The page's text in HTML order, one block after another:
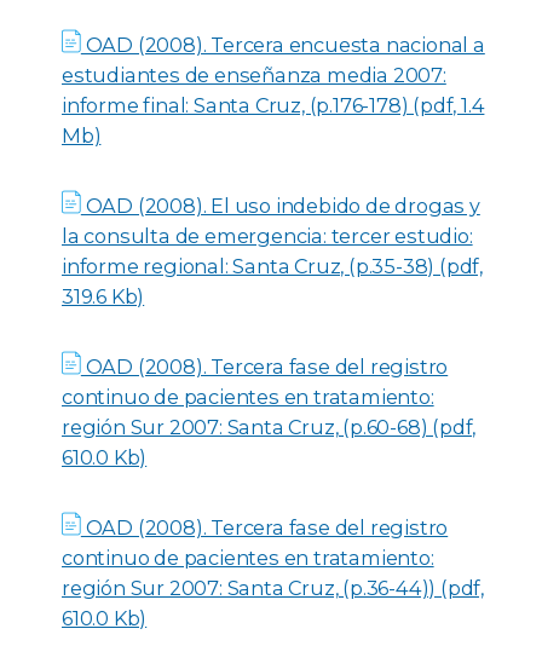
OAD (2008). Tercera encuesta nacional a
estudiantes de enseñanza media 2007:
informe final: Santa Cruz, (p.176-178) (pdf, 1.4
Mb)
OAD (2008). El uso indebido de drogas y
la consulta de emergencia: tercer estudio:
informe regional: Santa Cruz, (p.35-38) (pdf,
319.6 Kb)
OAD (2008). Tercera fase del registro
continuo de pacientes en tratamiento:
región Sur 2007: Santa Cruz, (p.60-68) (pdf,
610.0 Kb)
OAD (2008). Tercera fase del registro
continuo de pacientes en tratamiento:
región Sur 2007: Santa Cruz, (p.36-44)) (pdf,
610.0 Kb)